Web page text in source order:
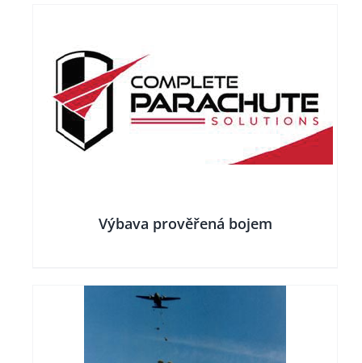
Výbava prověřená bojem